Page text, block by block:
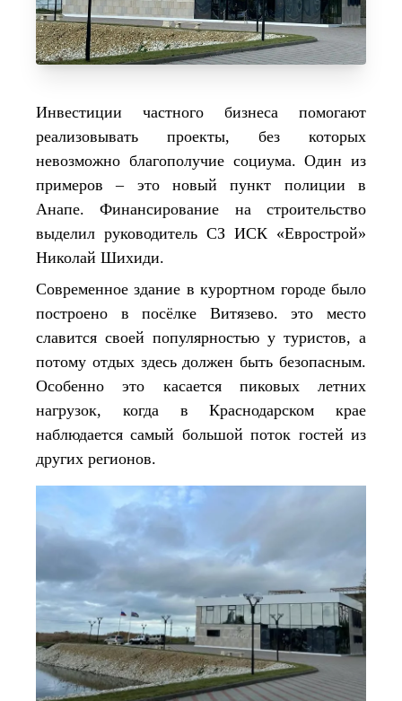
Инвестиции частного бизнеса помогают
реализовывать проекты, без которых
невозможно благополучие социума. Один из
примеров – это новый пункт полиции в
Анапе. Финансирование на строительство
выделил руководитель СЗ ИСК «Еврострой»
Николай Шихиди.
Современное здание в курортном городе было
построено в посёлке Витязево. это место
славится своей популярностью у туристов, а
потому отдых здесь должен быть безопасным.
Особенно это касается пиковых летних
нагрузок, когда в Краснодарском крае
наблюдается самый большой поток гостей из
других регионов.